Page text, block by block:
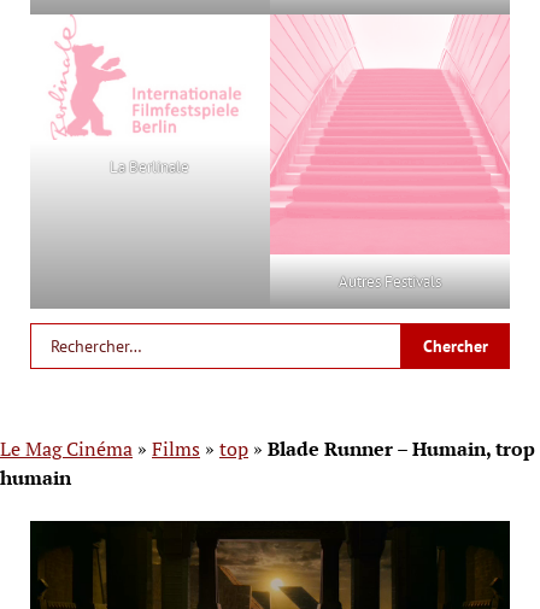
La Berlinale
Autres Festivals
Le Mag Cinéma » Films » top » Blade Runner – Humain, trop
humain